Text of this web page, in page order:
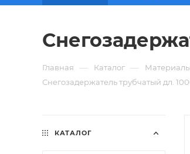
Главная — Каталог —
Снегозадержатель трубчатый дл.
КАТАЛОГ